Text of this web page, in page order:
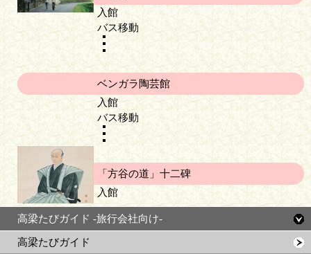
入館
バス移動
ベンガラ陶芸館
入館
バス移動
「方谷の道」十二碑
入館
高梁たびガイド -旅行会社向け-
高梁たびガイド